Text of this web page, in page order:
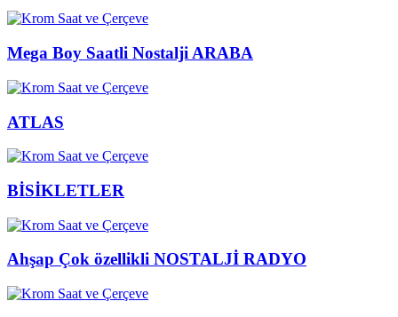
Mega Boy Saatli Nostalji ARABA
ATLAS
BİSİKLETLER
Ahşap Çok özellikli NOSTALJİ RADYO